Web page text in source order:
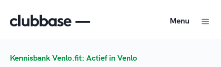
Menu
Kennisbank Venlo.fit: Actief in Venlo